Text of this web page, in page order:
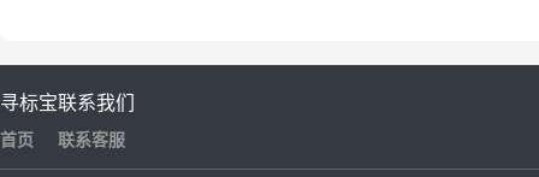
寻标宝
首页
联系我们
联系客服